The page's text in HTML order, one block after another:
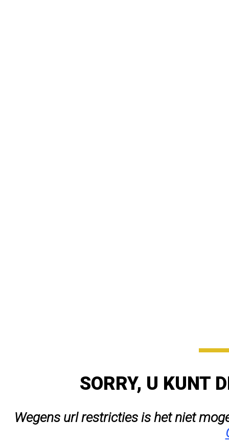
SORRY, U KUNT
Wegens url restricties is het niet